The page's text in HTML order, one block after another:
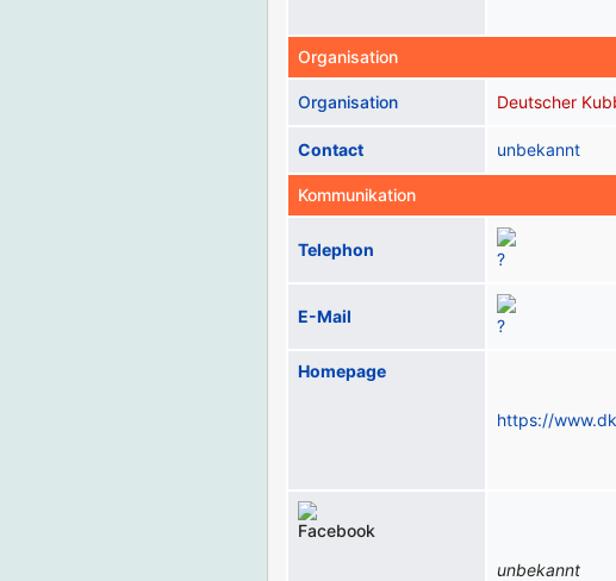
Organisation
Organisation Deutscher
Contact unbekannt
Kommunikation
Telephon
E-Mail
Homepage
https://
unbekannt